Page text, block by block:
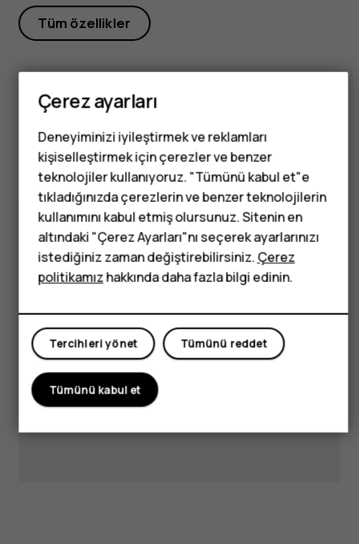
Tuşlu telefonlar
Çocuklar için
telefonlar
Tüm özellikler
Got questions?
Visit our support hub for
answers and support.
Çerez ayarları
Deneyiminizi iyileştirmek ve reklamları
kişiselleştirmek için çerezler ve benzer
teknolojiler kullanıyoruz. "Tümünü kabul et"e
tıkladığınızda çerezlerin ve benzer teknolojilerin
kullanımını kabul etmiş olursunuz. Sitenin en
altındaki "Çerez Ayarları"nı seçerek ayarlarınızı
istediğiniz zaman değiştirebilirsiniz.Çerez
politikamızhakkında daha fazla bilgi edinin.
Tümünü reddet
Tercihleri yönet
Tümünü kabul et